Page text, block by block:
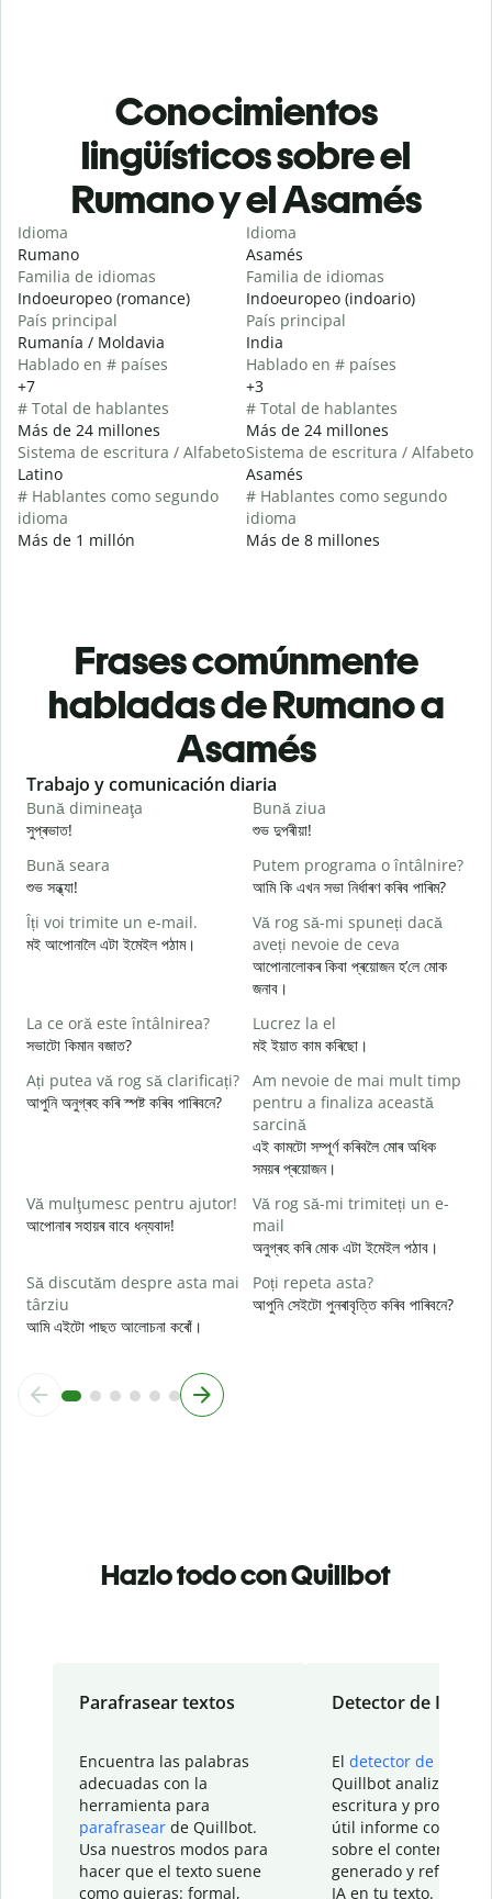
Conocimientos
lingüísticos sobre el
Rumano y el Asamés
Idioma
Rumano
Familia de idiomas
Indoeuropeo (romance)
País principal
Rumanía / Moldavia
Hablado en # países
+7
# Total de hablantes
Más de 24 millones
Sistema de escritura / Alfabeto
Latino
# Hablantes como segundo
idioma
Más de 1 millón
Idioma
Asamés
Familia de idiomas
Indoeuropeo (indoario)
País principal
India
Hablado en # países
+3
# Total de hablantes
Más de 24 millones
Sistema de escritura / Alfabeto
Asamés
# Hablantes como segundo
idioma
Más de 8 millones
Frases comúnmente
habladas de Rumano a
Asamés
Slide 1 of 6
Trabajo y comunicación diaria
Bună dimineaţa
সুপ্ৰভাত!
Bună ziua
শুভ দুপৰীয়া!
Bună seara
শুভ সন্ধ্যা!
Putem programa o întâlnire?
আমি কি এখন সভা নিৰ্ধাৰণ কৰিব পাৰিম?
Îți voi trimite un e-mail.
মই আপোনালৈ এটা ইমেইল পঠাম।
Vă rog să-mi spuneți dacă
aveți nevoie de ceva
আপোনালোকৰ কিবা প্ৰয়োজন হ’লে মোক
জনাব।
La ce oră este întâlnirea?
সভাটো কিমান বজাত?
Lucrez la el
মই ইয়াত কাম কৰিছো।
Ați putea vă rog să clarificați?
আপুনি অনুগ্ৰহ কৰি স্পষ্ট কৰিব পাৰিবনে?
Am nevoie de mai mult timp
pentru a finaliza această
sarcină
এই কামটো সম্পূৰ্ণ কৰিবলৈ মোৰ অধিক
সময়ৰ প্ৰয়োজন।
Vă mulţumesc pentru ajutor!
আপোনাৰ সহায়ৰ বাবে ধন্যবাদ!
Vă rog să-mi trimiteți un e-
mail
অনুগ্ৰহ কৰি মোক এটা ইমেইল পঠাব।
Să discutăm despre asta mai
târziu
আমি এইটো পাছত আলোচনা কৰোঁ।
Poți repeta asta?
আপুনি সেইটো পুনৰাবৃত্তি কৰিব পাৰিবনে?
Hazlo todo con Quillbot
Parafrasear textos
Encuentra las palabras
adecuadas con la
herramienta para
parafrasear de Quillbot.
Usa nuestros modos para
hacer que el texto suene
como quieras: formal,
Detector de IA
El detector de IA
Quillbot analiza tu
escritura y
útil informe con
sobre el contenido
generado y refinado
IA en tu texto.